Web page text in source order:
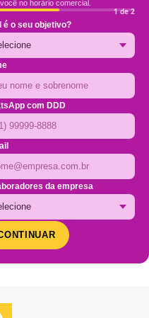
no horário comercial.
1 de 2
é o seu objetivo?
com DDD
da empresa